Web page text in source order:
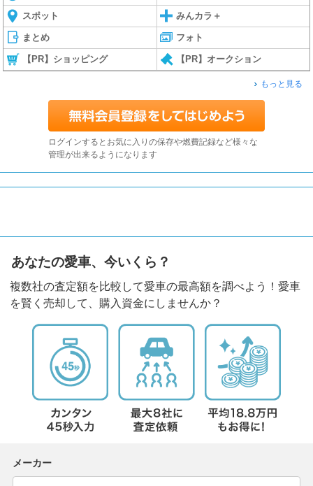
スポット みんカラ＋
まとめ フォト
【PR】ショッピング 【PR】オークション
もっと見る
ログインするとお気に入りの保存や燃費記録など様々な
管理が出来るようになります
あなたの愛車、今いくら？
複数社の査定額を比較して愛車の最高額を調べよう！愛車
を賢く売却して、購入資金にしませんか？
メーカー